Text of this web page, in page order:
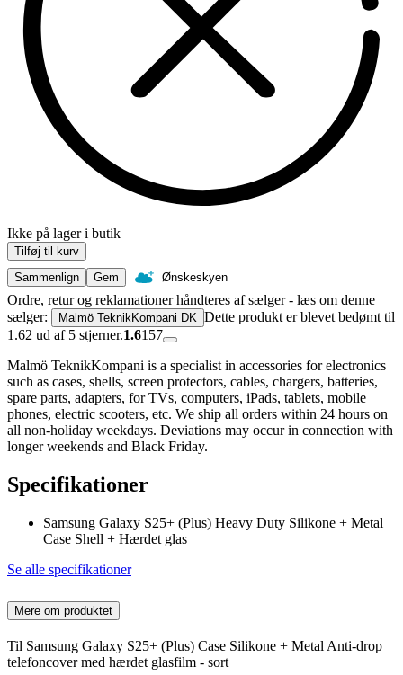
Ikke på lager i butik
Tilføj til kurv
Sammenlign
Gem Ønskeskyen
Ordre, retur og reklamationer håndteres af sælger - læs om denne
sælger:
Malmö TeknikKompani DK Dette produkt er blevet bedømt til
1.62 ud af 5 stjerner.1.6157
Malmö TeknikKompani is a specialist in accessories for electronics
such as cases, shells, screen protectors, cables, chargers, batteries,
spare parts, adapters, for TVs, computers, iPads, tablets, mobile
phones, electric scooters, etc. We ship all orders within 24 hours on
all non-holiday weekdays. Deviations may occur in connection with
longer weekends and Black Friday.
Specifikationer
Samsung Galaxy S25+ (Plus) Heavy Duty Silikone + Metal
Case Shell + Hærdet glas
Se alle specifikationer
Mere om produktet
Til Samsung Galaxy S25+ (Plus) Case Silikone + Metal Anti-drop
telefoncover med hærdet glasfilm - sort